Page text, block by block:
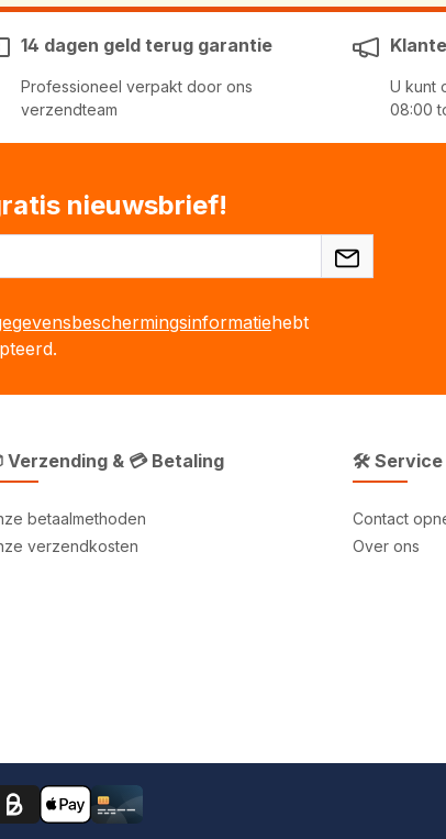
14 dagen geld terug garantie
Professioneel verpakt door ons
verzendteam
U kunt
08:00
nieuwsbrief!
hebt
Verzending & 💳 Betaling
betaalmethoden
verzendkosten
🛠 Service
Contact
Over ons